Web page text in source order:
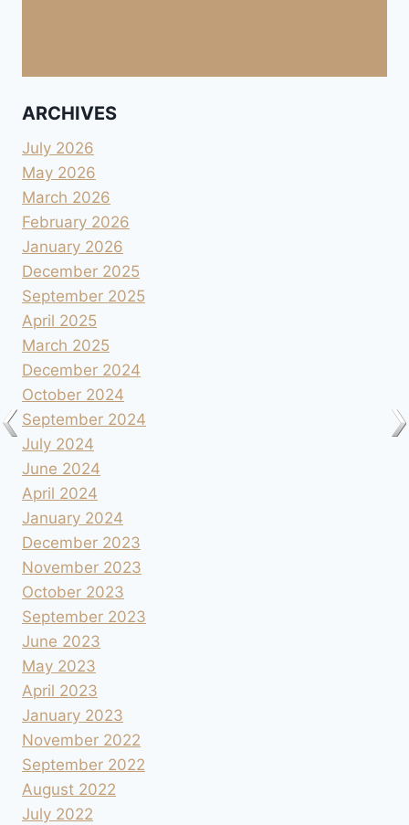
ARCHIVES
July 2026
May 2026
March 2026
February 2026
January 2026
December 2025
September 2025
April 2025
March 2025
December 2024
October 2024
September 2024
July 2024
June 2024
April 2024
January 2024
December 2023
November 2023
October 2023
September 2023
June 2023
May 2023
April 2023
January 2023
November 2022
September 2022
August 2022
July 2022